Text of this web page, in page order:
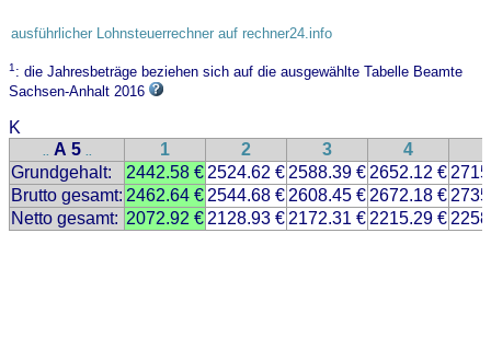
ausführlicher Lohnsteuerrechner auf rechner24.info
1: die Jahresbeträge beziehen sich auf die ausgewählte Tabelle Beamte
Sachsen-Anhalt 2016
K
.. A 5 .. 1 2 3 4
Grundgehalt:
2442.58 € 2524.62 € 2588.39 € 2652.12 €
Brutto gesamt: 2462.64 € 2544.68 € 2608.45 € 2672.18 €
Netto gesamt: 2072.92 € 2128.93 € 2172.31 € 2215.29 €